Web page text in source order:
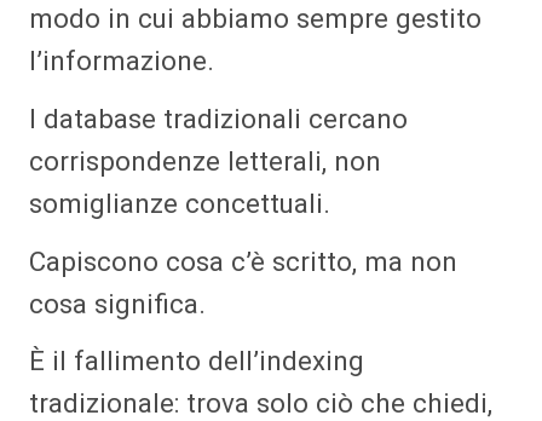
modo in cui abbiamo sempre gestito
l’informazione.
I database tradizionali cercano
corrispondenze letterali, non
somiglianze concettuali.
Capiscono cosa c’è scritto, ma non
cosa significa.
È il fallimento dell’indexing
tradizionale: trova solo ciò che chiedi,